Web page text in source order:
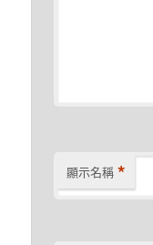
顯示名稱 *